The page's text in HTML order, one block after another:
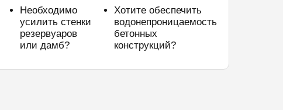
Необходимо
усилить стенки
резервуаров
или дамб?
Хотите обеспечить
водонепроницаемость
бетонных
конструкций?